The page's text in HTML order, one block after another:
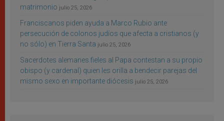
matrimonio julio 25, 2026
Franciscanos piden ayuda a Marco Rubio ante
persecución de colonos judíos que afecta a cristianos (y
no sólo) en Tierra Santa julio 25, 2026
Sacerdotes alemanes fieles al Papa contestan a su propio
obispo (y cardenal) quien les orilla a bendecir parejas del
mismo sexo en importante diócesis julio 25, 2026